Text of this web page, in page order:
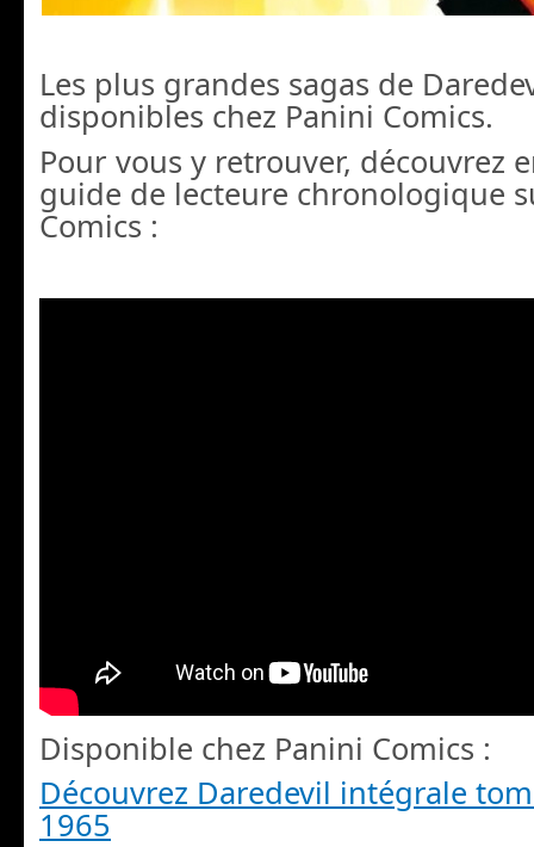
Les plus grandes sagas de
disponibles chez Panini Comics.
Pour vous y retrouver, découvrez
guide de lecteure chronologique
Comics :
Disponible chez Panini Comics :
Découvrez Daredevil intégrale
1965